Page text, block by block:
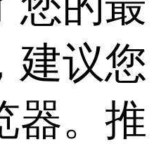
建议您
器。推